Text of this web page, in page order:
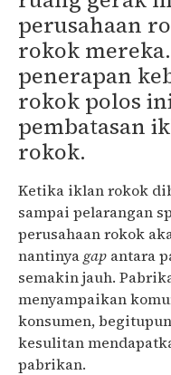
perusahaan
rokok
penerapan
rokok polos
pembatasan
rokok.
Ketika iklan rokok
sampai pelarangan
perusahaan rokok
nantinya gap antara
semakin jauh.
menyampaikan
konsumen,
kesulitan
pabrikan.